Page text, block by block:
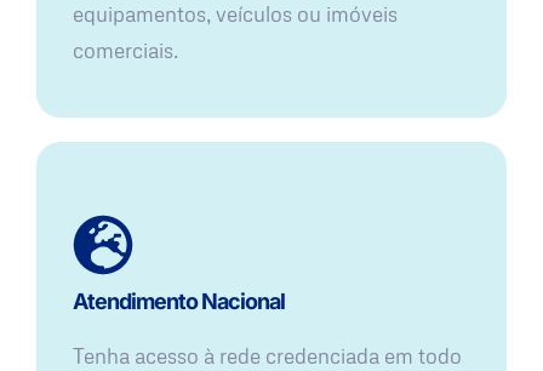
equipamentos, veículos ou imóveis
comerciais.
Atendimento Nacional
Tenha acesso à rede credenciada em todo